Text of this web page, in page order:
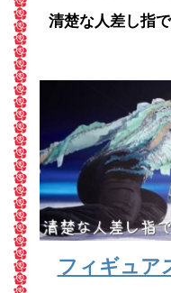
清楚な人差し指
フィギュア